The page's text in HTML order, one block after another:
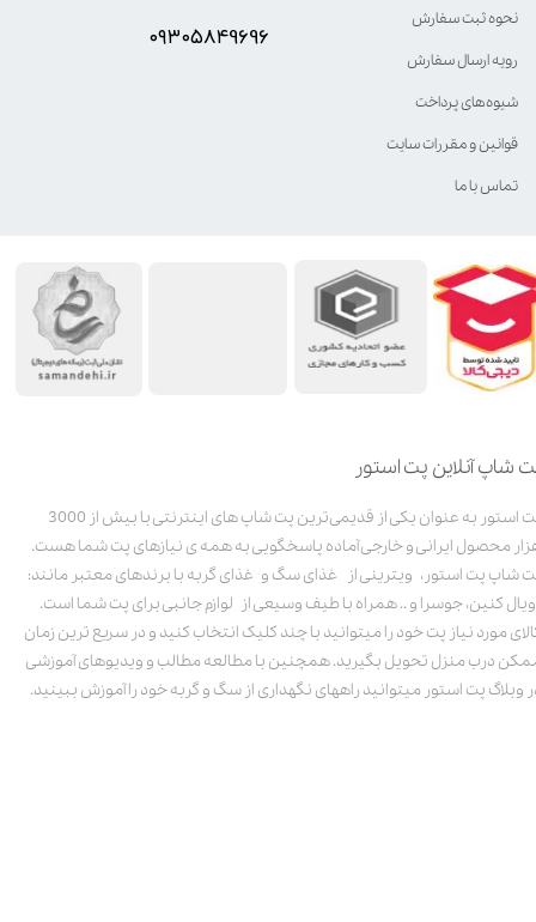
شاپ آنلاین پت استور
پت استور به عنوان یکی از قدیمی‌ترین پت شاپ های اینترنتی با بیش از 3000
محصول ایرانی و خارجی آماده پاسخگویی به همه ی نیازهای پت شما هست.
شاپ پت استور، ویترینی از غذای سگ و غذای گربه با برندهای معتبر مانند:
کنین، جوسرا و .. همراه با طیف وسیعی از لوازم جانبی برای پت شما است.
مورد نیاز پت خود را میتوانید با چند کلیک انتخاب کنید و در سریع ترین زمان
درب منزل تحویل بگیرید. همچنین با مطالعه مطالب و ویدیوهای آموزشی
وبلاگ پت استور میتوانید راههای نگهداری از سگ و گربه خود را آموزش ببینید.
نحوه ثبت سفارش
رویه ارسال سفارش
شیوه‌های پرداخت
قوانین و مقررات سایت
تماس با ما
۰۹۳۰۵8۴9696